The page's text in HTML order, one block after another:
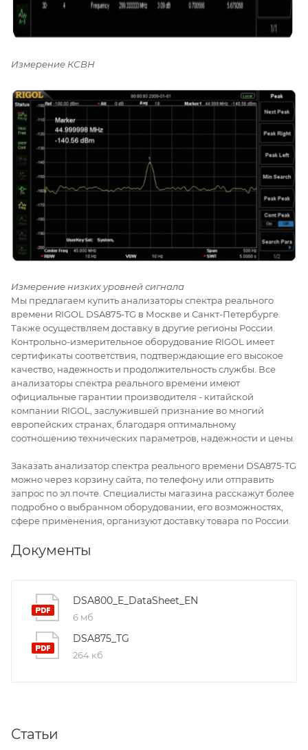
Измерение КСВН
Измерение низких уровней сигнала
Мы предлагаем купить анализаторы спектра реального
времени RIGOL DSA875-TG в Москве и Санкт-Петербурге.
Также осуществляем доставку в другие регионы России.
Контрольно-измерительное оборудование RIGOL имеет
сертификаты соответствия, подтверждающие его высокое
качество, надежность и продолжительность службы. Все
анализаторы спектра реального времени имеют
официальные гарантии производителя - китайской
компании RIGOL, заслужившей признание во многий
европейских странах, благодаря оптимальному
соотношению технических параметров, надежности и цены.
Заказать анализатор спектра реального времени DSA875-TG
можно через корзину сайта, по телефону или отправить
запрос по эл.почте. Специалисты магазина расскажут более
подробно о выбранном оборудовании, его возможностях,
сфере применения, организуют доставку товара по России.
Документы
DSA800_E_DataSheet_EN
6 мб
DSA875_TG
264 кб
Статьи